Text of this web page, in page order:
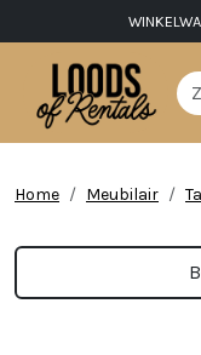
Home Meubilair